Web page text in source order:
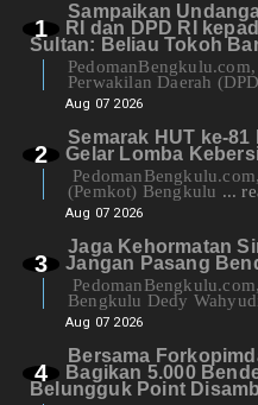
Sampaikan
RI dan DPD RI
Sultan: Beliau Tokoh
Perwakilan Daerah
Aug 07 2026
Semarak HUT ke-
Gelar Lomba
(Pemkot) Bengkulu ...
Aug 07 2026
Jaga Kehormatan
Jangan Pasang
Bengkulu Dedy
Aug 07 2026
Bersama
Bagikan 5.000
Belungguk Point